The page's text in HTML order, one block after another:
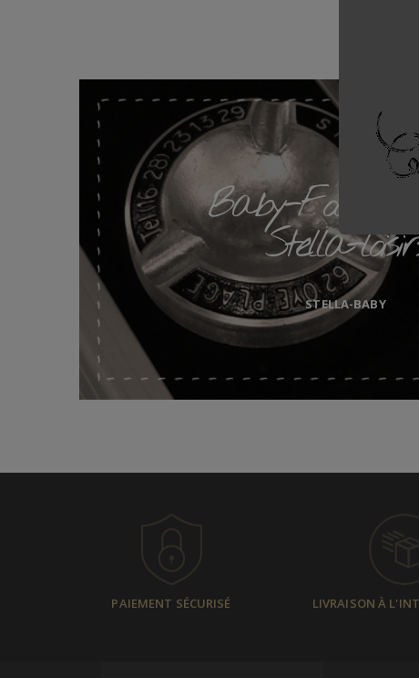
Baby-Foot
Stella-
STELLA-BABY
PAIEMENT SÉCURISÉ LIVRAISON À